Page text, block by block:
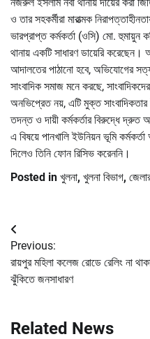
ও তার সহকর্মীরা মারাত্মক
ভারপ্রাপ্ত কর্মকর্তা (ওসি) মো. হুমায়ুন
থানায় একটি সাধারণ ডায়েরি
আদালতের পাঠানো হবে, অভিযোগের
সাংবাদিক সমাজ মনে করছে,
অনভিপ্রেত নয়, এটি মুক্ত
তদন্ত ও দায়ী কর্মকর্তার বিরুদ্ধে দ্রুত
এ বিষয়ে পানখালি ইউনিয়ন ভূমি
দিলেও তিনি ফোন রিসিভ করেননি।
Posted in খুলনা, খুলনা বিভাগ,
Post
navigation
Previous:
রায়পুর মহিলা কলেজ রোডে রেলিং না
ঝুঁকিতে জনসাধারণ
Related News